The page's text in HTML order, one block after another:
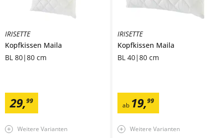
IRISETTE
Kopfkissen Maila
BL 80|80 cm
29,99
Weitere Varianten
IRISETTE
Kopfkissen Maila
BL 40|80 cm
ab 19,99
Weitere Varianten